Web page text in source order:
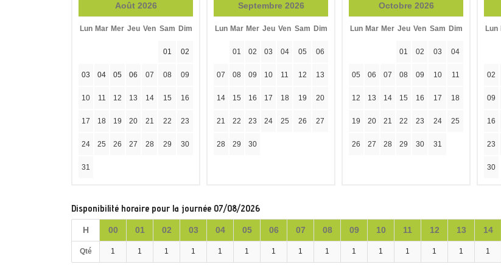
Août 2026
Lun Mar Mer Jeu Ven Sam Dim
01 02
03 04 05 06 07 08 09
10 11 12 13 14 15 16
17 18 19 20 21 22 23
24 25 26 27 28 29 30
31
Septembre 2026
Lun Mar Mer Jeu Ven Sam Dim
01 02 03 04 05 06
07 08 09 10 11 12 13
14 15 16 17 18 19 20
21 22 23 24 25 26 27
28 29 30
Octobre 2026
Lun Mar Mer Jeu Ven Sam Dim
01 02 03 04
05 06 07 08 09 10 11
12 13 14 15 16 17 18
19 20 21 22 23 24 25
26 27 28 29 30 31
Lun
02
09
16
23
30
Disponibilité horaire pour la journée 07/08/2026
H 00 01 02 03 04 05 06 07 08 09 10 11 12 13 14
Qté 1 1 1 1 1 1 1 1 1 1 1 1 1 1 1